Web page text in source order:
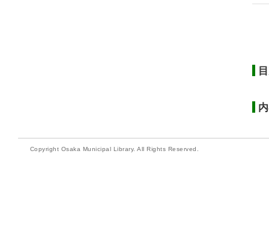
Copyright Osaka Municipal Library. All Rights Reserved.